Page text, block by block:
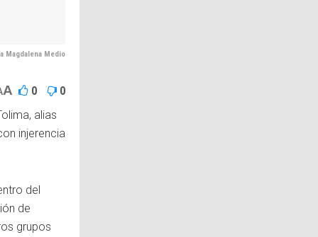
Magdalena Medio
A 0
0
alias
injerencia
del
de
grupos